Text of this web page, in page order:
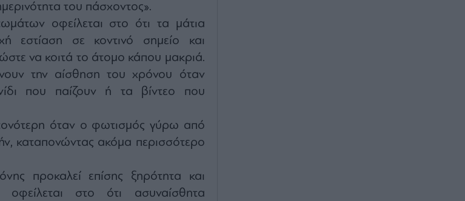
του πάσχοντος».
οφείλεται στο ότι τα μάτια
εστίαση σε κοντινό σημείο και
να κοιτά το άτομο κάπου μακριά.
την αίσθηση του χρόνου όταν
που παίζουν ή τα βίντεο που
όταν ο φωτισμός γύρω από
καταπονώντας ακόμα περισσότερο
προκαλεί επίσης ξηρότητα και
στο ότι ασυναίσθητα